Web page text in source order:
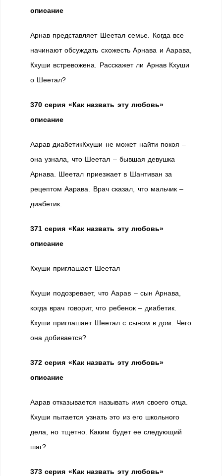
описание
Арнав представляет Шеетал семье. Когда все
начинают обсуждать схожесть Арнава и Аарава,
Кхуши встревожена. Расскажет ли Арнав Кхуши
о Шеетал?
370 серия «Как назвать эту любовь»
описание
Аарав диабетикКхуши не может найти покоя –
она узнала, что Шеетал – бывшая девушка
Арнава. Шеетал приезжает в Шантиван за
рецептом Аарава. Врач сказал, что мальчик –
диабетик.
371 серия «Как назвать эту любовь»
описание
Кхуши приглашает Шеетал
Кхуши подозревает, что Аарав – сын Арнава,
когда врач говорит, что ребенок – диабетик.
Кхуши приглашает Шеетал с сыном в дом. Чего
она добивается?
372 серия «Как назвать эту любовь»
описание
Аарав отказывается называть имя своего отца.
Кхуши пытается узнать это из его школьного
дела, но тщетно. Каким будет ее следующий
шаг?
373 серия «Как назвать эту любовь»